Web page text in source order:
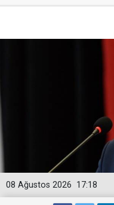
17:18
08 Ağustos 2026